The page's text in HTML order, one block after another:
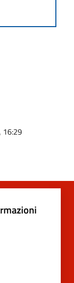
16:29